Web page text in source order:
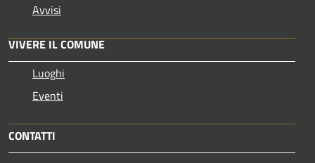
Avvisi
VIVERE IL COMUNE
Luoghi
Eventi
CONTATTI